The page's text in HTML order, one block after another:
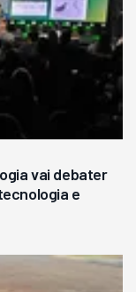
vai debater
e